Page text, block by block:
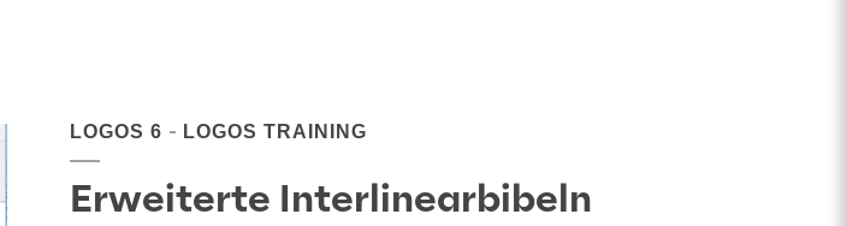
LOGOS 6 LOGOS TRAINING
Erweiterte Interlinearbibeln